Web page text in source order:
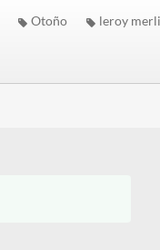
Otoño leroy